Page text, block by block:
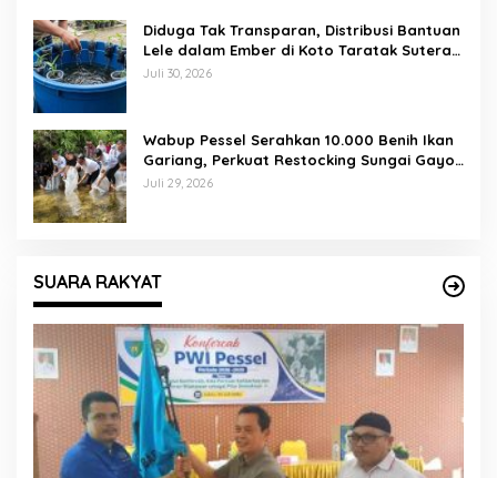
Diduga Tak Transparan, Distribusi Bantuan
Lele dalam Ember di Koto Taratak Sutera
Tuai Sorotan Warga
Juli 30, 2026
Wabup Pessel Serahkan 10.000 Benih Ikan
Gariang, Perkuat Restocking Sungai Gayo
demi Kelestarian Perairan
Juli 29, 2026
SUARA RAKYAT